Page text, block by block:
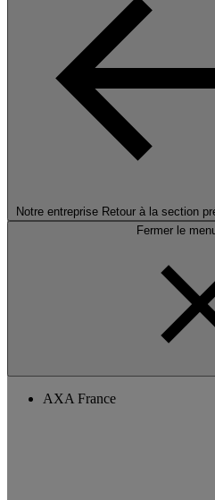
Notre entreprise Retour à la section
Fermer le
AXA France